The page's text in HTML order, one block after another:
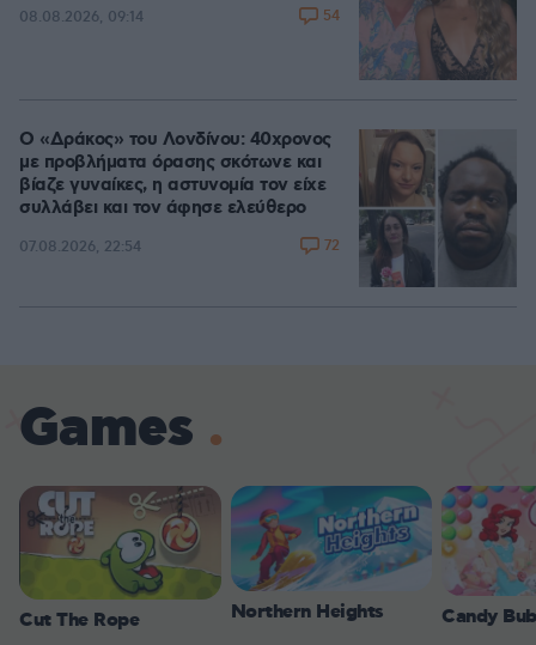
08.08.2026, 09:14 54
Ο «Δράκος» του Λονδίνου: 40χρονος
με προβλήματα όρασης σκότωνε και
βίαζε γυναίκες, η αστυνομία τον είχε
συλλάβει και τον άφησε ελεύθερο
07.08.2026, 22:54 72
Games
Cut The Rope Northern Heights Candy